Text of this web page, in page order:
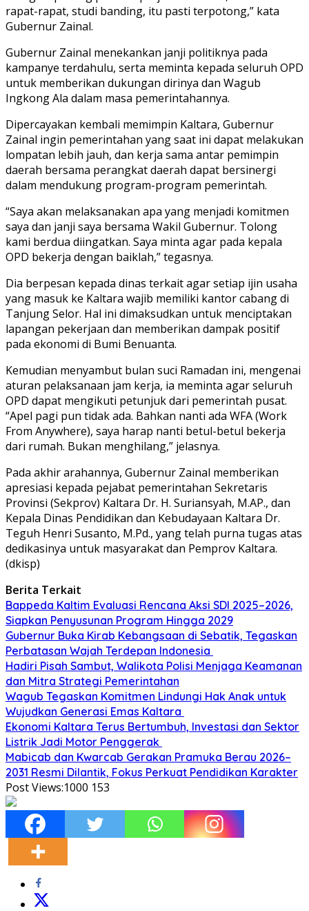
rapat-rapat, studi banding, itu pasti terpotong,” kata
Gubernur Zainal.
Gubernur Zainal menekankan janji politiknya pada
kampanye terdahulu, serta meminta kepada seluruh OPD
untuk memberikan dukungan dirinya dan Wagub
Ingkong Ala dalam masa pemerintahannya.
Dipercayakan kembali memimpin Kaltara, Gubernur
Zainal ingin pemerintahan yang saat ini dapat melakukan
lompatan lebih jauh, dan kerja sama antar pemimpin
daerah bersama perangkat daerah dapat bersinergi
dalam mendukung program-program pemerintah.
“Saya akan melaksanakan apa yang menjadi komitmen
saya dan janji saya bersama Wakil Gubernur. Tolong
kami berdua diingatkan. Saya minta agar pada kepala
OPD bekerja dengan baiklah,” tegasnya.
Dia berpesan kepada dinas terkait agar setiap ijin usaha
yang masuk ke Kaltara wajib memiliki kantor cabang di
Tanjung Selor. Hal ini dimaksudkan untuk menciptakan
lapangan pekerjaan dan memberikan dampak positif
pada ekonomi di Bumi Benuanta.
Kemudian menyambut bulan suci Ramadan ini, mengenai
aturan pelaksanaan jam kerja, ia meminta agar seluruh
OPD dapat mengikuti petunjuk dari pemerintah pusat.
“Apel pagi pun tidak ada. Bahkan nanti ada WFA (Work
From Anywhere), saya harap nanti betul-betul bekerja
dari rumah. Bukan menghilang,” jelasnya.
Pada akhir arahannya, Gubernur Zainal memberikan
apresiasi kepada pejabat pemerintahan Sekretaris
Provinsi (Sekprov) Kaltara Dr. H. Suriansyah, M.AP., dan
Kepala Dinas Pendidikan dan Kebudayaan Kaltara Dr.
Teguh Henri Susanto, M.Pd., yang telah purna tugas atas
dedikasinya untuk masyarakat dan Pemprov Kaltara.
(dkisp)
Berita Terkait
Bappeda Kaltim Evaluasi Rencana Aksi SDI 2025–2026,
Siapkan Penyusunan Program Hingga 2029
Gubernur Buka Kirab Kebangsaan di Sebatik, Tegaskan
Perbatasan Wajah Terdepan Indonesia
Hadiri Pisah Sambut, Walikota Polisi Menjaga Keamanan
dan Mitra Strategi Pemerintahan
Wagub Tegaskan Komitmen Lindungi Hak Anak untuk
Wujudkan Generasi Emas Kaltara
Ekonomi Kaltara Terus Bertumbuh, Investasi dan Sektor
Listrik Jadi Motor Penggerak
Mabicab dan Kwarcab Gerakan Pramuka Berau 2026–
2031 Resmi Dilantik, Fokus Perkuat Pendidikan Karakter
Post Views:1000 153